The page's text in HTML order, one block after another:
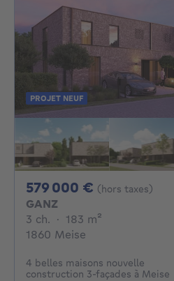
PROJET NEUF
579 000 € 579000€
(hors taxes)
GANZ
3 ch. 3 chambres
· 183 m²
1860 Meise
4 belles maisons nouvelle
construction 3-façades à Meise